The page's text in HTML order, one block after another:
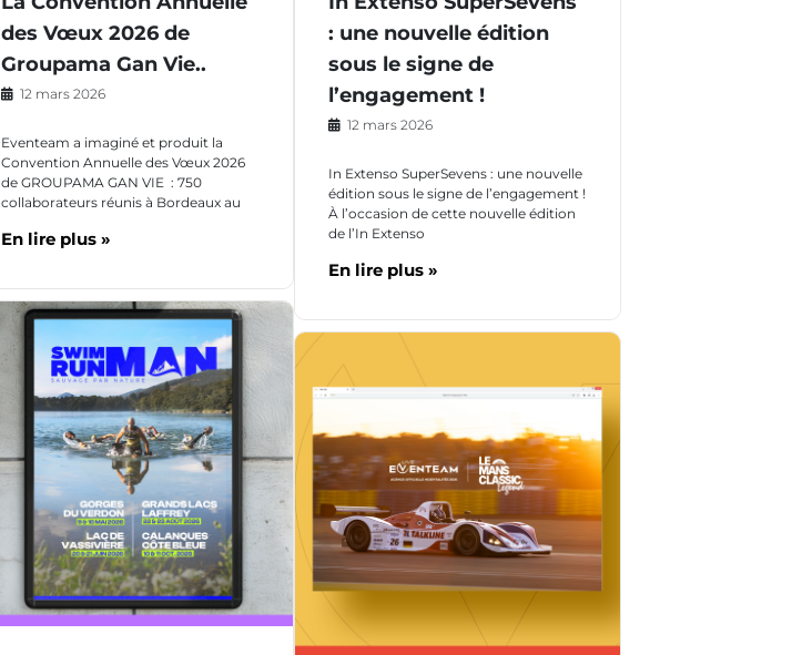
des Vœux 2026 de
Groupama Gan Vie..
12 mars 2026
Eventeam a imaginé et produit la
Convention Annuelle des Vœux 2026
de GROUPAMA GAN VIE : 750
collaborateurs réunis à Bordeaux au
En lire plus »
: une nouvelle édition
sous le signe de
l’engagement !
12 mars 2026
In Extenso SuperSevens : une nouvelle
édition sous le signe de l’engagement !
À l’occasion de cette nouvelle édition
de l’In Extenso
En lire plus »